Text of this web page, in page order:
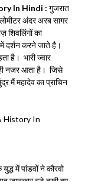
In Hindi : गुजरात
अंदर अरब सागर
शिवलिंगों का
दर्शन करने जाते है।
है। भारी ज्वार
नजर आता है। जिसे
मैं महादेव का प्राचिन
में पांडवों ने कौरवो